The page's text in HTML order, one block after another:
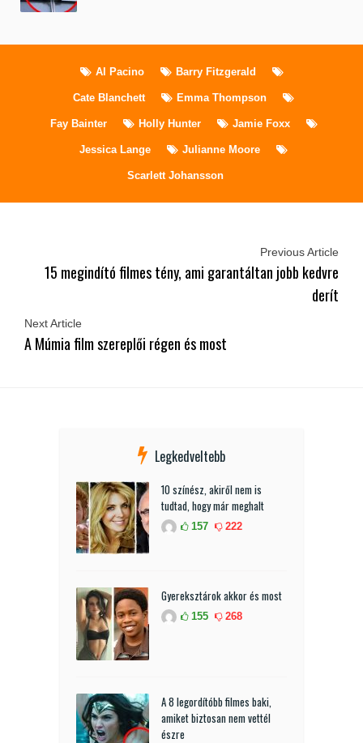
Al Pacino Barry Fitzgerald
Cate Blanchett Emma Thompson
Fay Bainter Holly Hunter Jamie Foxx
Jessica Lange Julianne Moore
Scarlett Johansson
Previous Article
15 megindító filmes tény, ami garantáltan jobb kedvre
derít
Next Article
A Múmia film szereplői régen és most
Legkedveltebb
10 színész, akiről nem is
tudtad, hogy már meghalt
157 222
Gyereksztárok akkor és most
155 268
A 8 legordítóbb filmes baki,
amiket biztosan nem vettél
észre